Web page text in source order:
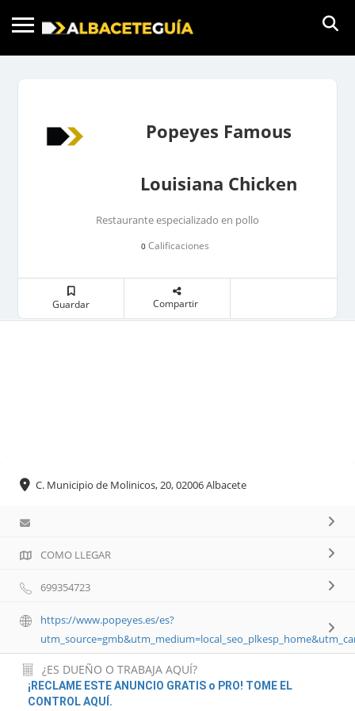
Popeyes Famous
Louisiana Chicken
Restaurante especializado en pollo
0 Calificaciones
Guardar Compartir
C. Municipio de Molinicos, 20, 02006 Albacete
COMO LLEGAR
699354723
https://www.popeyes.es/es?
¿ES DUEÑO O TRABAJA AQUÍ?
¡RECLAME ESTE ANUNCIO GRATIS o PRO! TOME EL
CONTROL AQUÍ.